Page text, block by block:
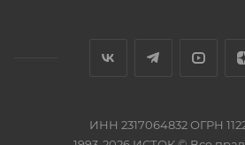
ИНН 2317064832 ОГРН